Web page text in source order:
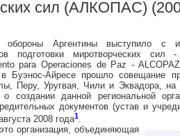
сил (АЛКОПАС)
Аргентины выступило с
подготовки миротворческих
para Operaciones de Paz -
Буэнос-Айресе прошло совещание
Перу, Уругвая, Чили и Эквадора, на
о создании данной региональной
документов (устав и
2008 года1.
организация, объединяющая